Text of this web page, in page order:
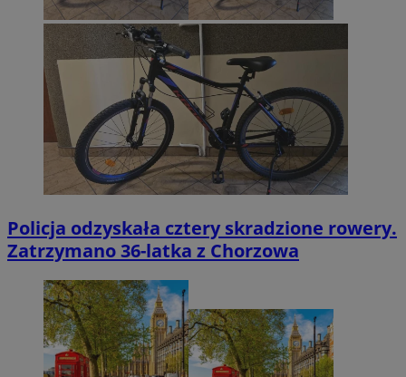
Policja odzyskała cztery skradzione rowery.
Zatrzymano 36-latka z Chorzowa